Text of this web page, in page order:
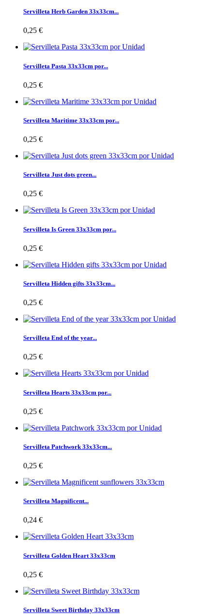
Servilleta Herb Garden 33x33cm...
0,25 €
Servilleta Pasta 33x33cm por...
0,25 €
Servilleta Maritime 33x33cm por...
0,25 €
Servilleta Just dots green...
0,25 €
Servilleta Is Green 33x33cm por...
0,25 €
Servilleta Hidden gifts 33x33cm...
0,25 €
Servilleta End of the year...
0,25 €
Servilleta Hearts 33x33cm por...
0,25 €
Servilleta Patchwork 33x33cm...
0,25 €
Servilleta Magnificent...
0,24 €
Servilleta Golden Heart 33x33cm
0,25 €
Servilleta Sweet Birthday 33x33cm